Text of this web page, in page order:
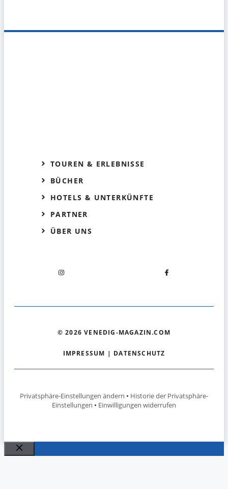
TOUREN & ERLEBNISSE
BÜCHER
HOTELS & UNTERKÜNFTE
PARTNER
ÜBER UNS
© 2026 VENEDIG-MAGAZIN.COM
IMPRESSUM | DATENSCHUTZ
Privatsphäre-Einstellungen ändern • Historie der Privatsphäre-
Einstellungen • Einwilligungen widerrufen
Schließen